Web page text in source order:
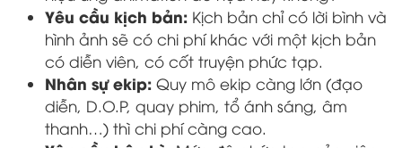
Yêu cầu kịch bản: Kịch bản chỉ có lời bình và
hình ảnh sẽ có chi phí khác với một kịch bản
có diễn viên, có cốt truyện phức tạp.
Nhân sự ekip: Quy mô ekip càng lớn (đạo
diễn, D.O.P, quay phim, tổ ánh sáng, âm
thanh…) thì chi phí càng cao.